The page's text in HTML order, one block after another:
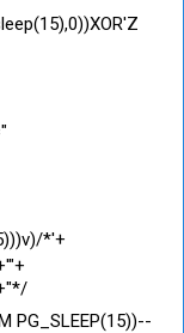
*'+
PG_SLEEP(15))--